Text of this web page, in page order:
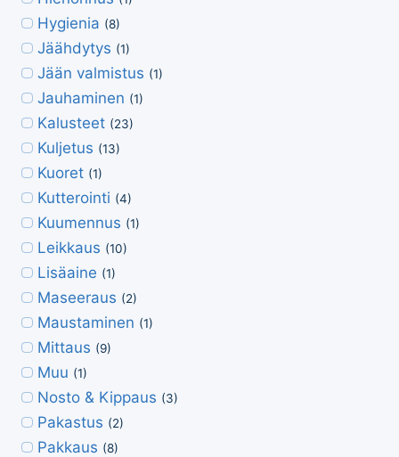
Hygienia (8)
Jäähdytys (1)
Jään valmistus (1)
Jauhaminen (1)
Kalusteet (23)
Kuljetus (13)
Kuoret (1)
Kutterointi (4)
Kuumennus (1)
Leikkaus (10)
Lisäaine (1)
Maseeraus (2)
Maustaminen (1)
Mittaus (9)
Muu (1)
Nosto & Kippaus (3)
Pakastus (2)
Pakkaus (8)